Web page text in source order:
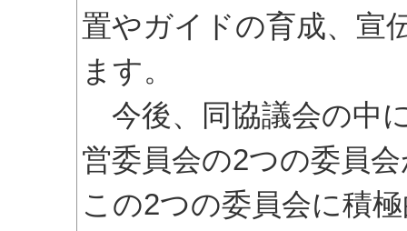
置やガイドの育成、宣
ます。
今後、同協議会の中
営委員会の2つの委員
この2つの委員会に積